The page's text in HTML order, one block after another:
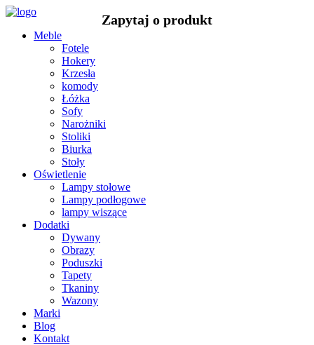
Meble
Fotele
Hokery
Krzesła
komody
Łóżka
Sofy
Narożniki
Stoliki
Biurka
Stoły
Oświetlenie
Lampy stołowe
Lampy podłogowe
lampy wiszące
Dodatki
Dywany
Obrazy
Poduszki
Tapety
Tkaniny
Wazony
Marki
Blog
Kontakt